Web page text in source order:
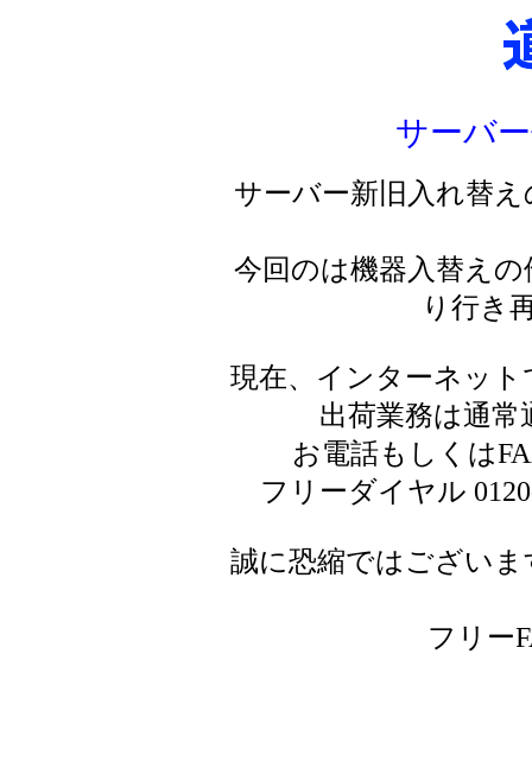
サーバ
サーバー新旧入れ替
今回のは機器入替え
り行き
現在、インターネッ
出荷業務は通
お電話もしくは
フリーダイヤル
誠に恐縮ではござい
フリー